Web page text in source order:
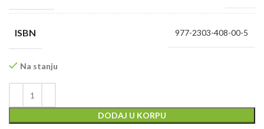
ISBN 977-2303-408-00-5
Na stanju
DODAJ U KORPU